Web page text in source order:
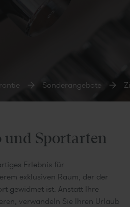
Sonderangebote
und Sportarten
Erlebnis für
exklusiven Raum, der der
gewidmet ist. Anstatt Ihre
verwandeln Sie Ihren Urlaub